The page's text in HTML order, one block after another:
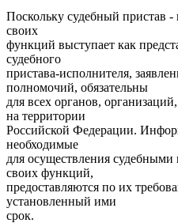
Поскольку судебный пристав
своих
функций выступает как
судебного
пристава-исполнителя,
полномочий, обязательны
для всех органов,
на территории
Российской Федерации.
необходимые
для осуществления
своих функций,
предоставляются по их
установленный ими
срок.